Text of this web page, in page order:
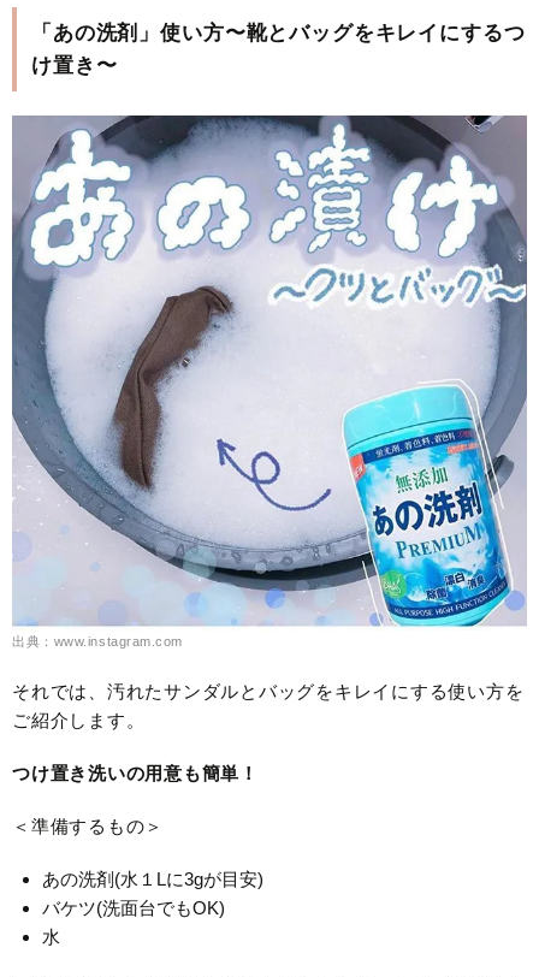
「あの洗剤」使い方〜靴とバッグをキレイにするつ
け置き〜
出典：www.instagram.com
それでは、汚れたサンダルとバッグをキレイにする使い方を
ご紹介します。
つけ置き洗いの用意も簡単！
＜準備するもの＞
あの洗剤(水１Lに3gが目安)
バケツ(洗面台でもOK)
水